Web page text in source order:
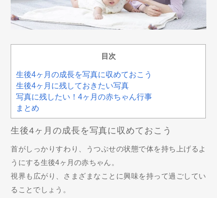
目次
生後4ヶ月の成長を写真に収めておこう
生後4ヶ月に残しておきたい写真
写真に残したい！4ヶ月の赤ちゃん行事
まとめ
生後4ヶ月の成長を写真に収めておこう
首がしっかりすわり、うつぶせの状態で体を持ち上げるよ
うにする生後4ヶ月の赤ちゃん。
視界も広がり、さまざまなことに興味を持って過ごしてい
ることでしょう。